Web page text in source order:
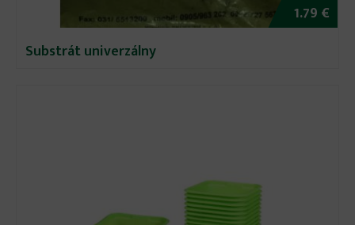
1.79 €
Substrát univerzálny